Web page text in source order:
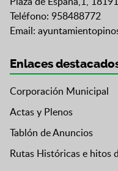
Teléfono: 958488772
Email:
Enlaces
Corporación Municipal
Actas y Plenos
Tablón de Anuncios
Rutas Históricas e hitos